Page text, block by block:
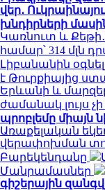
վեր․
խնդիրների
Կառնուտ և
համար՝ 314 մլն
Լիբանանին
է Թուրքիայից
Երևանի և
ժամանակ լույս չի
պրոբլեմը միայն
Առաքելական
վերափոխման
Բարեկենդանը
Մանրամասներ
գիշերային